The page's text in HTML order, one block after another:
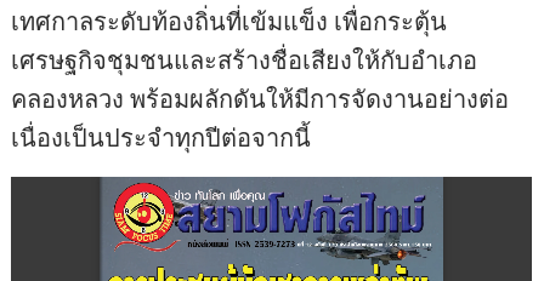
เทศกาลระดับท้องถิ่นที่เข้มแข็ง เพื่อกระตุ้น
เศรษฐกิจชุมชนและสร้างชื่อเสียงให้กับอำเภอ
คลองหลวง พร้อมผลักดันให้มีการจัดงานอย่างต่อ
เนื่องเป็นประจำทุกปีต่อจากนี้